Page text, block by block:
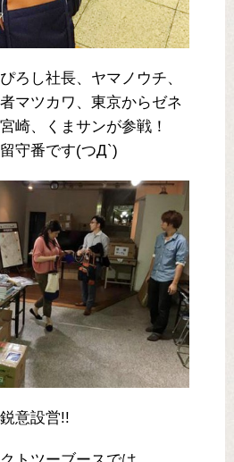
ろし社長、ヤマノウチ、
マツカワ、東京からゼネ
崎、くまサンが参戦！
守番です(つД`)
意設営!!